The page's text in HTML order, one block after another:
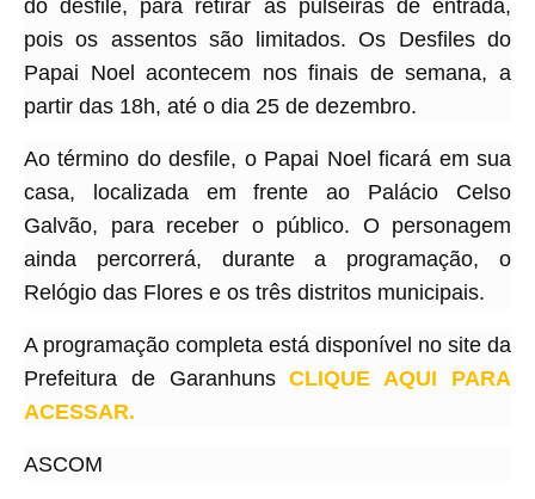
do desfile, para retirar as pulseiras de entrada,
pois os assentos são limitados. Os Desfiles do
Papai Noel acontecem nos finais de semana, a
partir das 18h, até o dia 25 de dezembro.
Ao término do desfile, o Papai Noel ficará em sua
casa, localizada em frente ao Palácio Celso
Galvão, para receber o público. O personagem
ainda percorrerá, durante a programação, o
Relógio das Flores e os três distritos municipais.
A programação completa está disponível no site da
Prefeitura de Garanhuns CLIQUE AQUI PARA
ACESSAR.
ASCOM